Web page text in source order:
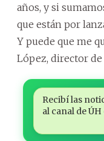
años, y si
que están por
Y puede que me
López, director de
Recibí las
al canal de